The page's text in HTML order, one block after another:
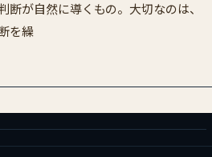
断が自然に導くもの。大切なのは、
を繰